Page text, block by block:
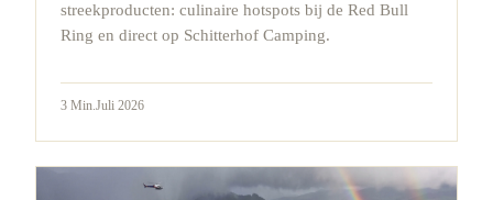
streekproducten: culinaire hotspots bij de Red Bull
Ring en direct op Schitterhof Camping.
3 Min.Juli 2026